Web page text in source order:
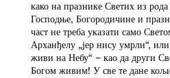
како на празнике Светих из
Господње, Богородичине и
част не треба указати само
Арханђелу „јер нису умрли“,
живи на Небу“ – као да други
Богом живим! У све те дане